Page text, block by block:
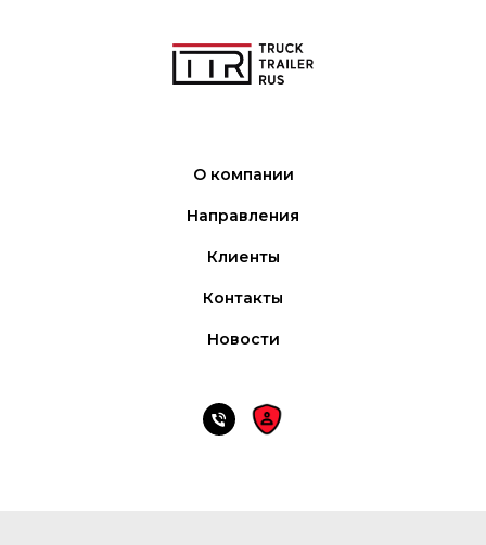
О компании
Направления
Клиенты
Контакты
Новости